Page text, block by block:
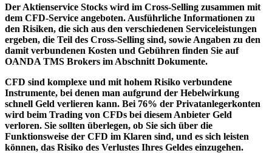
Der Aktienservice Stocks wird im Cross-Selling zusammen mit
dem CFD-Service angeboten. Ausführliche Informationen zu
den Risiken, die sich aus den verschiedenen Serviceleistungen
ergeben, die Teil des Cross-Selling sind, sowie Angaben zu den
damit verbundenen Kosten und Gebühren finden Sie auf
OANDA TMS Brokers im Abschnitt Dokumente.
CFD sind komplexe und mit hohem Risiko verbundene
Instrumente, bei denen man aufgrund der Hebelwirkung
schnell Geld verlieren kann. Bei 76% der Privatanlegerkonten
wird beim Trading von CFDs bei diesem Anbieter Geld
verloren. Sie sollten überlegen, ob Sie sich über die
Funktionsweise der CFD im Klaren sind, und es sich leisten
können, das Risiko des Verlustes Ihres Geldes einzugehen.